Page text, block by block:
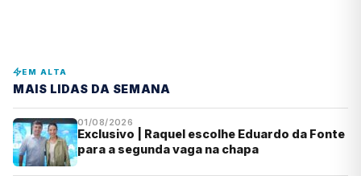
EM ALTA
MAIS LIDAS DA SEMANA
01/08/2026
Exclusivo | Raquel escolhe Eduardo da Fonte
para a segunda vaga na chapa